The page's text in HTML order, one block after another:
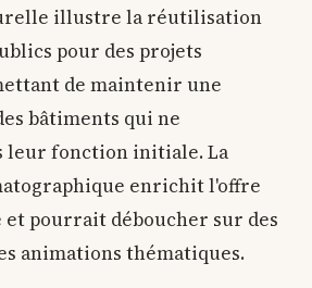
illustre la réutilisation
pour des projets
de maintenir une
bâtiments qui ne
leur fonction initiale. La
enrichit l'offre
pourrait déboucher sur des
animations thématiques.